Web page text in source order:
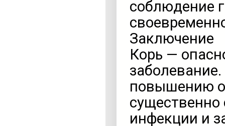
соблюдение
Заключение
Корь —
повышению
существенно
инфекции и